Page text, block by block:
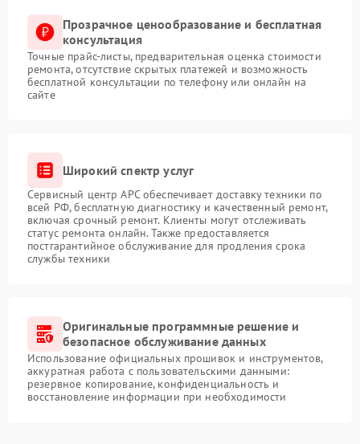
Прозрачное ценообразование и бесплатная
консультация
Точные прайс-листы, предварительная оценка стоимости
ремонта, отсутствие скрытых платежей и возможность
бесплатной консультации по телефону или онлайн на
сайте
Широкий спектр услуг
Сервисный центр APC обеспечивает доставку техники по
всей РФ, бесплатную диагностику и качественный ремонт,
включая срочный ремонт. Клиенты могут отслеживать
статус ремонта онлайн. Также предоставляется
постгарантийное обслуживание для продления срока
службы техники
Оригинальные программные решение и
безопасное обслуживание данных
Использование официальных прошивок и инструментов,
аккуратная работа с пользовательскими данными:
резервное копирование, конфиденциальность и
восстановление информации при необходимости